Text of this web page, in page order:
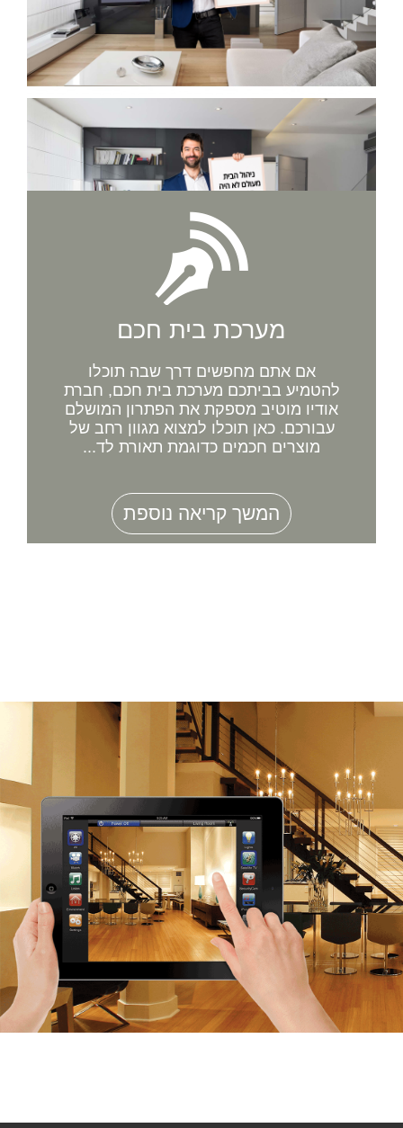
מערכת בית חכם
אם אתם מחפשים דרך שבה תוכלו
להטמיע בביתכם מערכת בית חכם, חברת
אודיו מוטיב מספקת את הפתרון המושלם
עבורכם. כאן תוכלו למצוא מגוון רחב של
מוצרים חכמים כדוגמת תאורת לד...
המשך קריאה נוספת